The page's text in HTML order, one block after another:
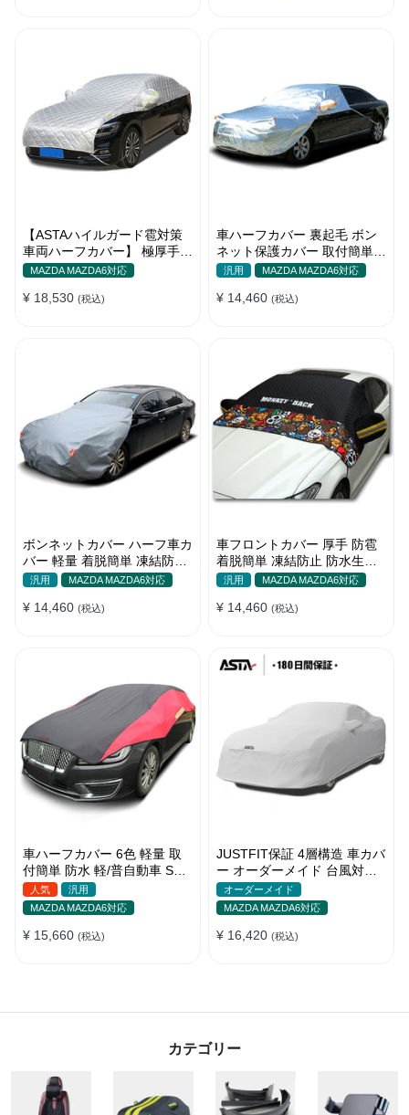
【ASTAハイルガード雹対策
車両ハーフカバー】 極厚手
防雹 雹害 凍結防止 防雪防風
ー
MAZDA MAZDA6対応
¥ 18,530 (税込)
車ハーフカバー 裏起毛 ボン
ネット保護カバー 取付簡単
防水 軽/普自動車 軽量 塗装保
汎用 MAZDA MAZDA6対応
¥ 14,460 (税込)
ボンネットカバー ハーフ車カ
バー 軽量 着脱簡単 凍結防止
裏起毛 防水防塵 四季
汎用 MAZDA MAZDA6対応
¥ 14,460 (税込)
車フロントカバー 厚手 防雹
着脱簡単 凍結防止 防水生地
可愛い 軽量 汚れから守る 四
汎用 MAZDA MAZDA6対応
¥ 14,460 (税込)
車ハーフカバー 6色 軽量 取
付簡単 防水 軽/普自動車 SUV
車対応 どんな天気でも使え
る
人気
汎用
MAZDA MAZDA6対応
¥ 15,660 (税込)
JUSTFIT保証 4層構造 車カバ
ー オーダーメイド 台風対策
裏起毛 防水 車種専用 防風紐
付き
オーダーメイド
MAZDA MAZDA6対応
¥ 16,420 (税込)
カテゴリー